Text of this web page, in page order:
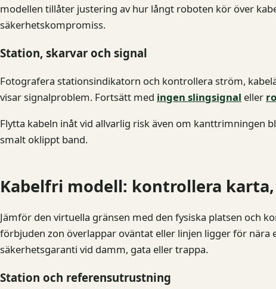
modellen tillåter justering av hur långt roboten kör över
säkerhetskompromiss.
Station, skarvar och signal
Fotografera stationsindikatorn och kontrollera ström,
visar signalproblem. Fortsätt med ingen slingsignal eller
Flytta kabeln inåt vid allvarlig risk även om kanttrimningen
smalt oklippt band.
Kabelfri modell: kontrollera
Jämför den virtuella gränsen med den fysiska platsen och
förbjuden zon överlappar oväntat eller linjen ligger för nära
säkerhetsgaranti vid damm, gata eller trappa.
Station och referensutrustning